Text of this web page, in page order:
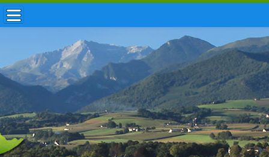
ACCUEIL / INFOS
MUNICIPALITÉ
VIE LOCALE
ENFANCE
TOURISME